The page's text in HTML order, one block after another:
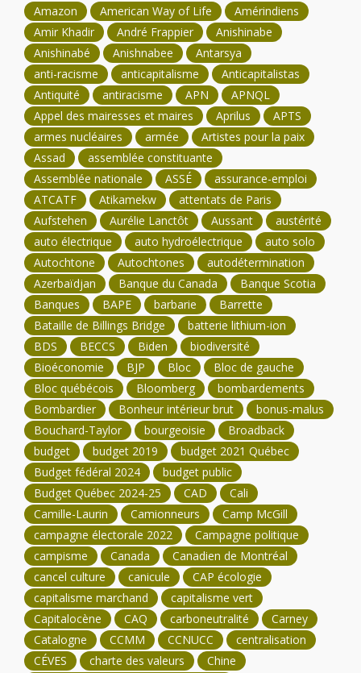
Amazon American Way of Life
Amérindiens
Amir Khadir
André Frappier
Anishinabe
Anishinabé
Anishnabee
Antarsya
anti-racisme
anticapitalisme
Anticapitalistas
Antiquité
antiracisme APN
APNQL
Appel des mairesses et maires
Aprilus
APTS
armes nucléaires
armée
Artistes pour la paix
Assad
assemblée constituante
Assemblée nationale
ASSÉ
assurance-emploi
ATCATF
Atikamekw
attentats de Paris
Aufstehen
Aurélie Lanctôt Aussant
austérité
auto électrique
auto hydroélectrique
auto solo
Autochtone
Autochtones
autodétermination
Azerbaïdjan
Banque du Canada
Banque Scotia
Banques
BAPE barbarie
Barrette
Bataille de Billings Bridge
batterie lithium-ion
BDS
BECCS Biden
biodiversité
Bioéconomie
BJP Bloc
Bloc de gauche
Bloc québécois
Bloomberg
bombardements
Bombardier
Bonheur intérieur brut
bonus-malus
Bouchard-Taylor
bourgeoisie
Broadback
budget
budget 2019
budget 2021 Québec
Budget fédéral 2024
budget public
Budget Québec 2024-25
CAD
Cali
Camille-Laurin
Camionneurs
Camp McGill
campagne électorale 2022
Campagne politique
campisme
Canada
Canadien de Montréal
cancel culture
canicule
CAP écologie
capitalisme marchand
capitalisme vert
Capitalocène
CAQ carboneutralité
Carney
Catalogne
CCMM CCNUCC
centralisation
CÉVES
charte des valeurs
Chine